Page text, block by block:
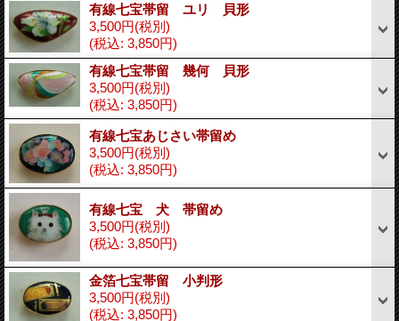
有線七宝帯留 ユリ 貝形
3,500円(税別)
(税込: 3,850円)
有線七宝帯留 幾何 貝形
3,500円(税別)
(税込: 3,850円)
有線七宝あじさい帯留め
3,500円(税別)
(税込: 3,850円)
有線七宝 犬 帯留め
3,500円(税別)
(税込: 3,850円)
金箔七宝帯留 小判形
3,500円(税別)
(税込: 3,850円)